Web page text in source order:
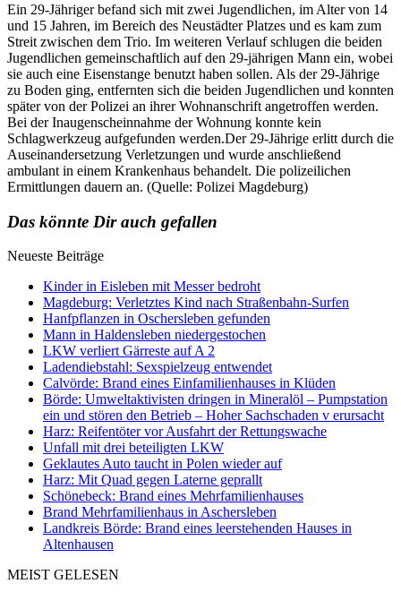
Ein 29-Jähriger befand sich mit zwei Jugendlichen, im Alter von 14
und 15 Jahren, im Bereich des Neustädter Platzes und es kam zum
Streit zwischen dem Trio. Im weiteren Verlauf schlugen die beiden
Jugendlichen gemeinschaftlich auf den 29-jährigen Mann ein, wobei
sie auch eine Eisenstange benutzt haben sollen. Als der 29-Jährige
zu Boden ging, entfernten sich die beiden Jugendlichen und konnten
später von der Polizei an ihrer Wohnanschrift angetroffen werden.
Bei der Inaugenscheinnahme der Wohnung konnte kein
Schlagwerkzeug aufgefunden werden.Der 29-Jährige erlitt durch die
Auseinandersetzung Verletzungen und wurde anschließend
ambulant in einem Krankenhaus behandelt. Die polizeilichen
Ermittlungen dauern an. (Quelle: Polizei Magdeburg)
Das könnte Dir auch gefallen
Neueste Beiträge
Kinder in Eisleben mit Messer bedroht
Magdeburg: Verletztes Kind nach Straßenbahn-Surfen
Hanfpflanzen in Oschersleben gefunden
Mann in Haldensleben niedergestochen
LKW verliert Gärreste auf A 2
Ladendiebstahl: Sexspielzeug entwendet
Calvörde: Brand eines Einfamilienhauses in Klüden
Börde: Umweltaktivisten dringen in Mineralöl – Pumpstation
ein und stören den Betrieb – Hoher Sachschaden v erursacht
Harz: Reifentöter vor Ausfahrt der Rettungswache
Unfall mit drei beteiligten LKW
Geklautes Auto taucht in Polen wieder auf
Harz: Mit Quad gegen Laterne geprallt
Schönebeck: Brand eines Mehrfamilienhauses
Brand Mehrfamilienhaus in Aschersleben
Landkreis Börde: Brand eines leerstehenden Hauses in
Altenhausen
MEIST GELESEN